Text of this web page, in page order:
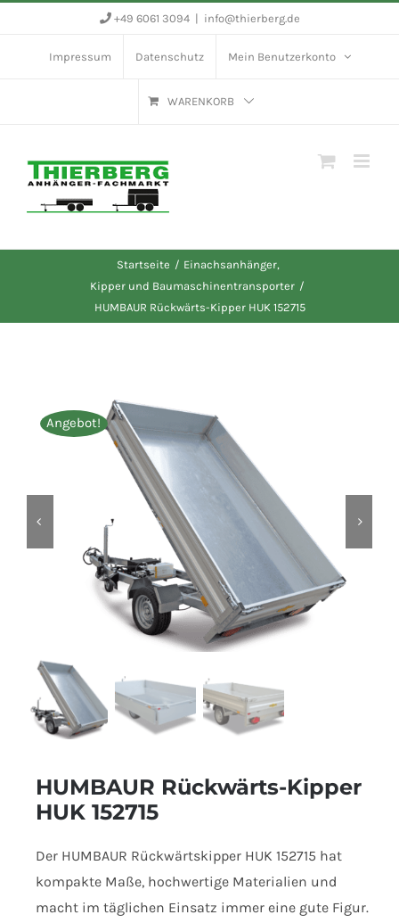
springen
+49 6061 3094 info@thierberg.de
Impressum Datenschutz Mein Benutzerkonto
WARENKORB
Startseite
Einachsanhänger
Kipper und Baumaschinentransporter
HUMBAUR Rückwärts-Kipper HUK 152715
Angebot!
HUMBAUR Rückwärts-Kipper
HUK 152715
Der HUMBAUR Rückwärtskipper HUK 152715 hat
kompakte Maße, hochwertige Materialien und
macht im täglichen Einsatz immer eine gute Figur.